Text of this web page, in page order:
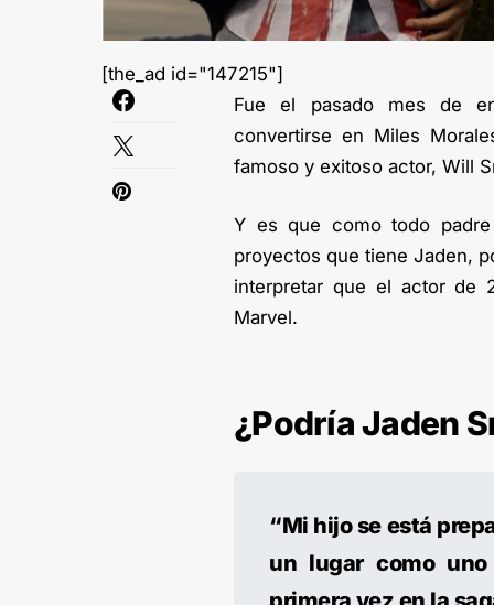
[the_ad id="147215"]
Fue el pasado mes de
convertirse en Miles
famoso y exitoso actor, Will
Y es que como todo
proyectos que tiene Jaden,
interpretar que el actor de
Marvel.
¿Podría Jaden
“Mi hijo se está
un lugar como